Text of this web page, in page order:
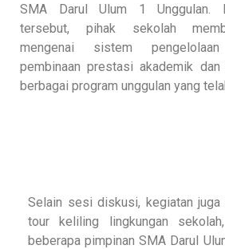
SMA Darul Ulum 1 Unggulan.
tersebut, pihak sekolah
mengenai sistem
pembinaan prestasi akademik dan
berbagai program unggulan yang
Selain sesi diskusi, kegiatan juga
tour keliling lingkungan
beberapa pimpinan SMA Darul